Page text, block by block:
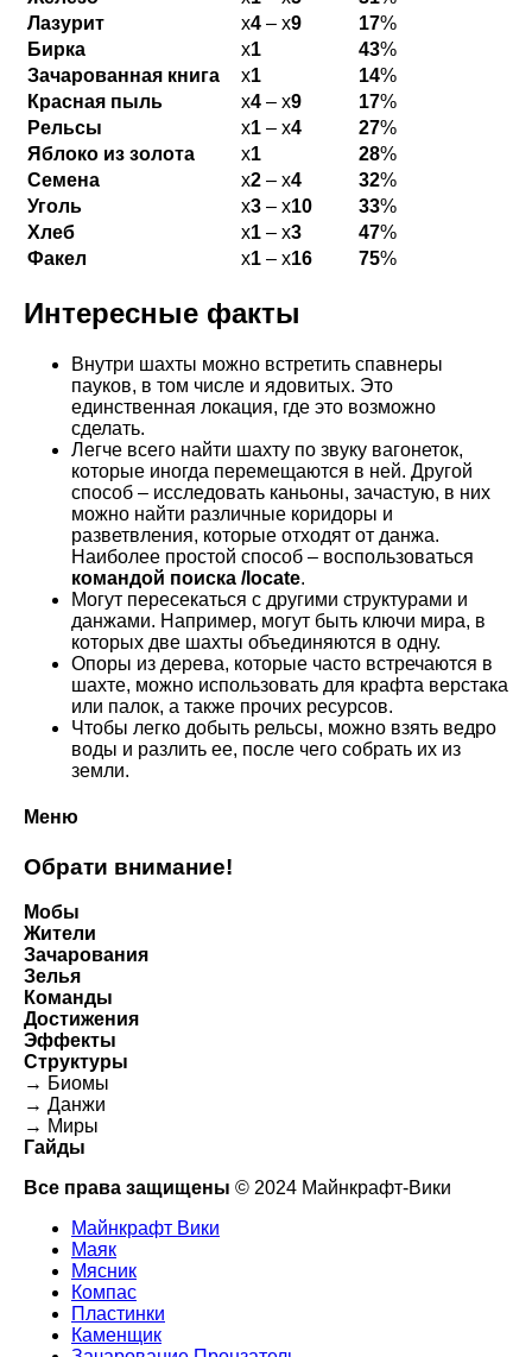
Лазурит
х4 – х9 17%
Бирка
х1 43%
Зачарованная книга
х1 14%
Красная пыль
х4 – х9 17%
Рельсы
х1 – х4 27%
Яблоко из золота
х1 28%
Семена
х2 – х4 32%
Уголь
х3 – х10 33%
Хлеб
х1 – х3 47%
Факел
х1 – х16 75%
Интересные факты
Внутри шахты можно встретить спавнеры
пауков, в том числе и ядовитых. Это
единственная локация, где это возможно
сделать.
Легче всего найти шахту по звуку вагонеток,
которые иногда перемещаются в ней. Другой
способ – исследовать каньоны, зачастую, в них
можно найти различные коридоры и
разветвления, которые отходят от данжа.
Наиболее простой способ – воспользоваться
командой поиска /locate.
Могут пересекаться с другими структурами и
данжами. Например, могут быть ключи мира, в
которых две шахты объединяются в одну.
Опоры из дерева, которые часто встречаются в
шахте, можно использовать для крафта верстака
или палок, а также прочих ресурсов.
Чтобы легко добыть рельсы, можно взять ведро
воды и разлить ее, после чего собрать их из
земли.
Меню
Обрати внимание!
Мобы
Жители
Зачарования
Зелья
Команды
Достижения
Эффекты
Структуры
→ Биомы
→ Данжи
→ Миры
Гайды
Все права защищены © 2024 Майнкрафт-Вики
Майнкрафт Вики
Маяк
Мясник
Компас
Пластинки
Каменщик